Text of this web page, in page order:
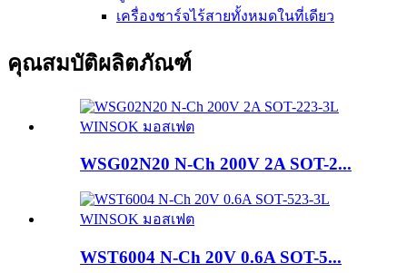
เครื่องชาร์จไร้สายทั้งหมดในที่เดียว
คุณสมบัติผลิตภัณฑ์
WSG02N20 N-Ch 200V 2A SOT-2...
WST6004 N-Ch 20V 0.6A SOT-5...